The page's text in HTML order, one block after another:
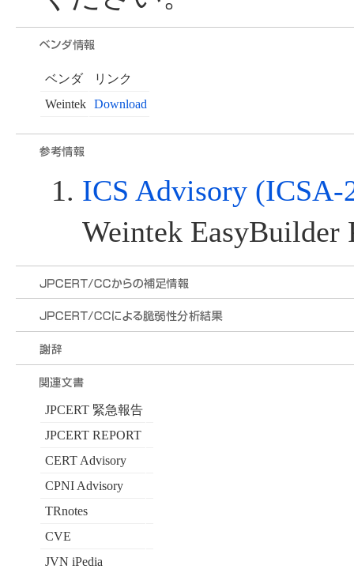
ベンダ
リンク
Weintek
Download
ICS Advisory (ICSA-
Weintek EasyBuilder
JPCERT 緊急報告
JPCERT REPORT
CERT Advisory
CPNI Advisory
TRnotes
CVE
JVN iPedia